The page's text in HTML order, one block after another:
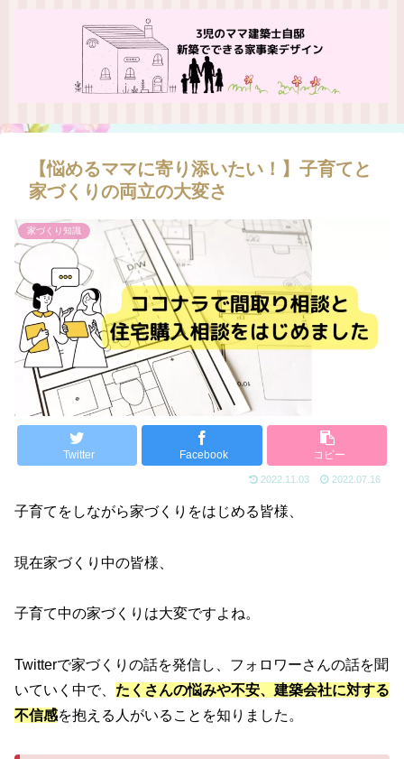
【悩めるママに寄り添いたい！】子育てと
家づくりの両立の大変さ
家づくり知識
Twitter Facebook コピー
2022.11.03 2022.07.16
子育てをしながら家づくりをはじめる皆様、
現在家づくり中の皆様、
子育て中の家づくりは大変ですよね。
Twitterで家づくりの話を発信し、フォロワーさんの話を聞
いていく中で、 たくさんの悩みや不安、建築会社に対する
不信感を抱える人がいることを知りました。